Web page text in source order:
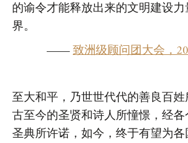
的谕令才能释放出来的文明建设
界。
——致洲级顾问团大会，
至大和平，乃世世代代的善良百
古至今的圣贤和诗人所憧憬，经
圣典所许诺，如今，终于有望为